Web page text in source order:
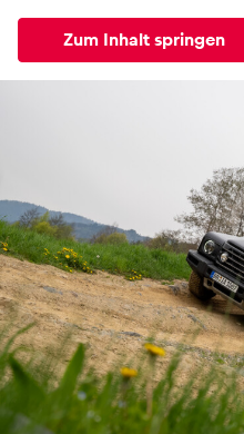
Zum Inhalt springen
News